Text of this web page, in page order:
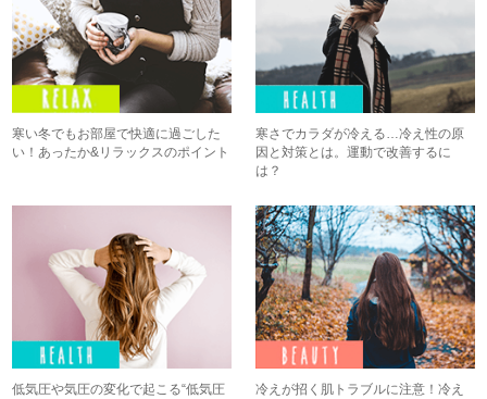
寒い冬でもお部屋で快適に過ごした
い！あったか&リラックスのポイント
寒さでカラダが冷える…冷え性の原
因と対策とは。運動で改善するに
は？
低気圧や気圧の変化で起こる“低気圧
冷えが招く肌トラブルに注意！冷え